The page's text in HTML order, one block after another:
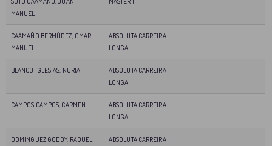
MANUEL
CAAMAÑO BERMÚDEZ, OMAR
MANUEL
ABSOLUTA CARREIRA
LONGA
BLANCO IGLESIAS, NURIA
ABSOLUTA CARREIRA
LONGA
CAMPOS CAMPOS, CARMEN
ABSOLUTA CARREIRA
LONGA
DOMÍNGUEZ GODOY, RAQUEL
ABSOLUTA CARREIRA